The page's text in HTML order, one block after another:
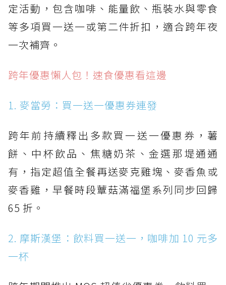
定活動，包含咖啡、能量飲、瓶裝水與零食
等多項買一送一或第二件折扣，適合跨年夜
一次補齊。
跨年優惠懶人包！速食優惠看這邊
1. 麥當勞：買一送一優惠券連發
跨年前持續釋出多款買一送一優惠券，薯
餅、中杯飲品、焦糖奶茶、金選那堤通通
有，指定超值全餐再送麥克雞塊、麥香魚或
麥香雞，早餐時段蕈菇滿福堡系列同步回歸
65 折。
2. 摩斯漢堡：飲料買一送一，咖啡加 10 元多
一杯